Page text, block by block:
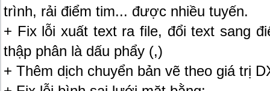
trình, rải điểm tim... được nhiều tuyến.
+ Fix lỗi xuất text ra file, đổi text sang
thập phân là dấu phẩy (,)
+ Thêm dịch chuyển bản vẽ theo giá trị